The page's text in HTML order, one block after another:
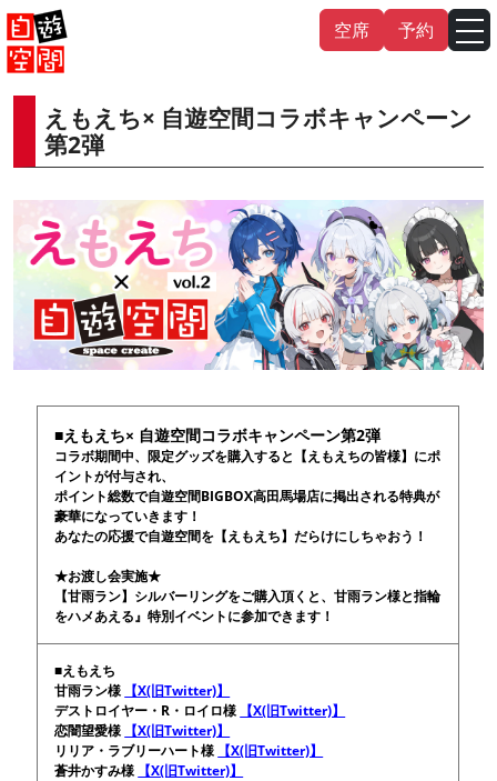
Skip
to
content
空席 予約
えもえち× 自遊空間コラボキャンペーン
第2弾
■えもえち× 自遊空間コラボキャンペーン第2弾
コラボ期間中、限定グッズを購入すると【えもえちの皆様】にポ
イントが付与され、
ポイント総数で自遊空間BIGBOX高田馬場店に掲出される特典が
豪華になっていきます！
あなたの応援で自遊空間を【えもえち】だらけにしちゃおう！
★お渡し会実施★
【甘雨ラン】シルバーリングをご購入頂くと、甘雨ラン様と指輪
をハメあえる』特別イベントに参加できます！
■えもえち
甘雨ラン様 【X(旧Twitter)】
デストロイヤー・R・ロイロ様 【X(旧Twitter)】
恋闇望愛様 【X(旧Twitter)】
リリア・ラブリーハート様 【X(旧Twitter)】
蒼井かすみ様 【X(旧Twitter)】
English 中文（繁 體 ） 中文（简
）
日本語